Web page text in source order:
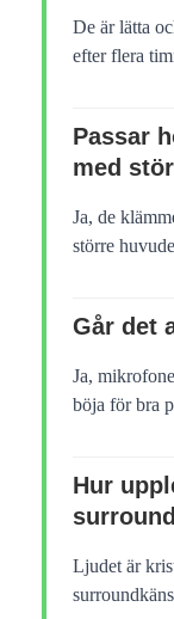
De är lätta
efter flera
Passar
med
Ja, de
större
Går det
Ja,
böja för bra
Hur
Ljudet är